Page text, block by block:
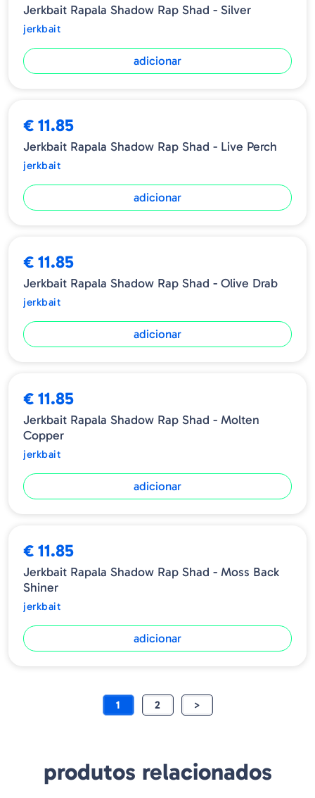
Jerkbait Rapala Shadow Rap Shad - Silver
jerkbait
adicionar
€ 11.85
Jerkbait Rapala Shadow Rap Shad - Live Perch
jerkbait
adicionar
€ 11.85
Jerkbait Rapala Shadow Rap Shad - Olive Drab
jerkbait
adicionar
€ 11.85
Jerkbait Rapala Shadow Rap Shad - Molten
Copper
jerkbait
adicionar
€ 11.85
Jerkbait Rapala Shadow Rap Shad - Moss Back
Shiner
jerkbait
adicionar
1 2 >
produtos relacionados